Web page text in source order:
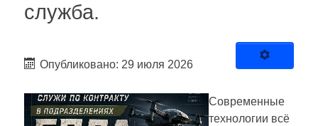
служба.
Опубликовано: 29 июля 2026
Современные
технологии всё